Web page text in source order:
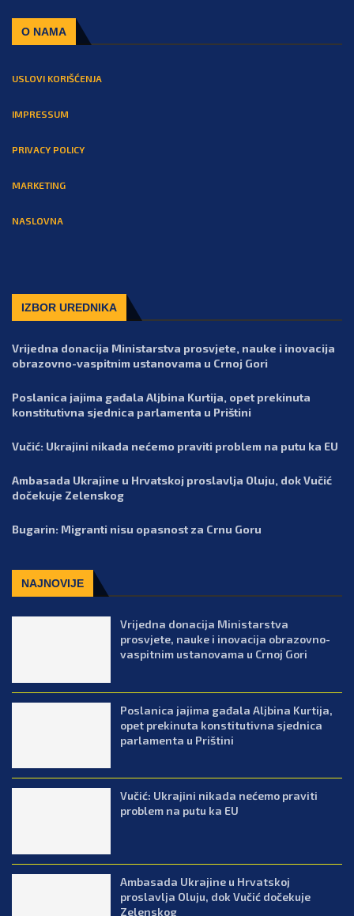
O NAMA
USLOVI KORIŠĆENJA
IMPRESSUM
PRIVACY POLICY
MARKETING
NASLOVNA
IZBOR UREDNIKA
Vrijedna donacija Ministarstva prosvjete, nauke i inovacija
obrazovno-vaspitnim ustanovama u Crnoj Gori
Poslanica jajima gađala Aljbina Kurtija, opet prekinuta
konstitutivna sjednica parlamenta u Prištini
Vučić: Ukrajini nikada nećemo praviti problem na putu ka EU
Ambasada Ukrajine u Hrvatskoj proslavlja Oluju, dok Vučić
dočekuje Zelenskog
Bugarin: Migranti nisu opasnost za Crnu Goru
NAJNOVIJE
Vrijedna donacija Ministarstva
prosvjete, nauke i inovacija obrazovno-
vaspitnim ustanovama u Crnoj Gori
Poslanica jajima gađala Aljbina Kurtija,
opet prekinuta konstitutivna sjednica
parlamenta u Prištini
Vučić: Ukrajini nikada nećemo praviti
problem na putu ka EU
Ambasada Ukrajine u Hrvatskoj
proslavlja Oluju, dok Vučić dočekuje
Zelenskog